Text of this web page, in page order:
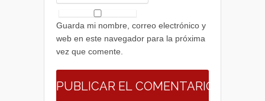
Guarda mi nombre, correo electrónico y
web en este navegador para la próxima
vez que comente.